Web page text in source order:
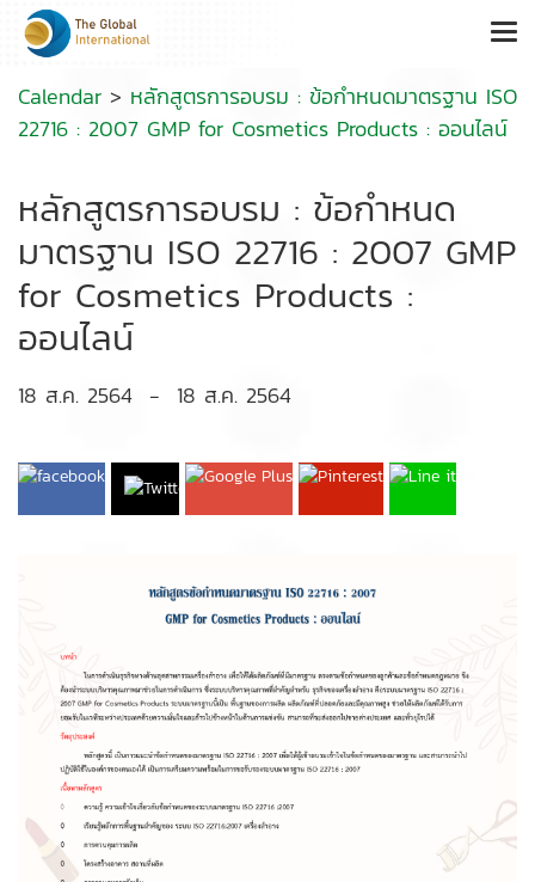
Calendar > หลักสูตรการอบรม : ข้อกำหนดมาตรฐาน ISO
22716 : 2007 GMP for Cosmetics Products : ออนไลน์
หลักสูตรการอบรม : ข้อกำหนด
มาตรฐาน ISO 22716 : 2007 GMP
for Cosmetics Products :
ออนไลน์
18 ส.ค. 2564 - 18 ส.ค. 2564